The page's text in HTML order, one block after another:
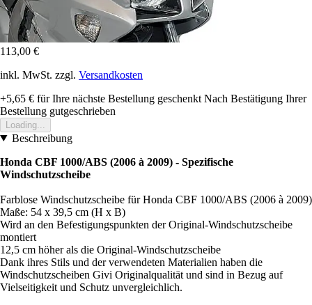
113,00 €
inkl. MwSt. zzgl. Versandkosten
+5,65 € für Ihre nächste Bestellung geschenkt Nach Bestätigung Ihrer
Bestellung gutgeschrieben
Loading...
Beschreibung
Honda CBF 1000/ABS (2006 à 2009) - Spezifische
Windschutzscheibe
Farblose Windschutzscheibe für Honda CBF 1000/ABS (2006 à 2009)
Maße: 54 x 39,5 cm (H x B)
Wird an den Befestigungspunkten der Original-Windschutzscheibe
montiert
12,5 cm höher als die Original-Windschutzscheibe
Dank ihres Stils und der verwendeten Materialien haben die
Windschutzscheiben Givi Originalqualität und sind in Bezug auf
Vielseitigkeit und Schutz unvergleichlich.